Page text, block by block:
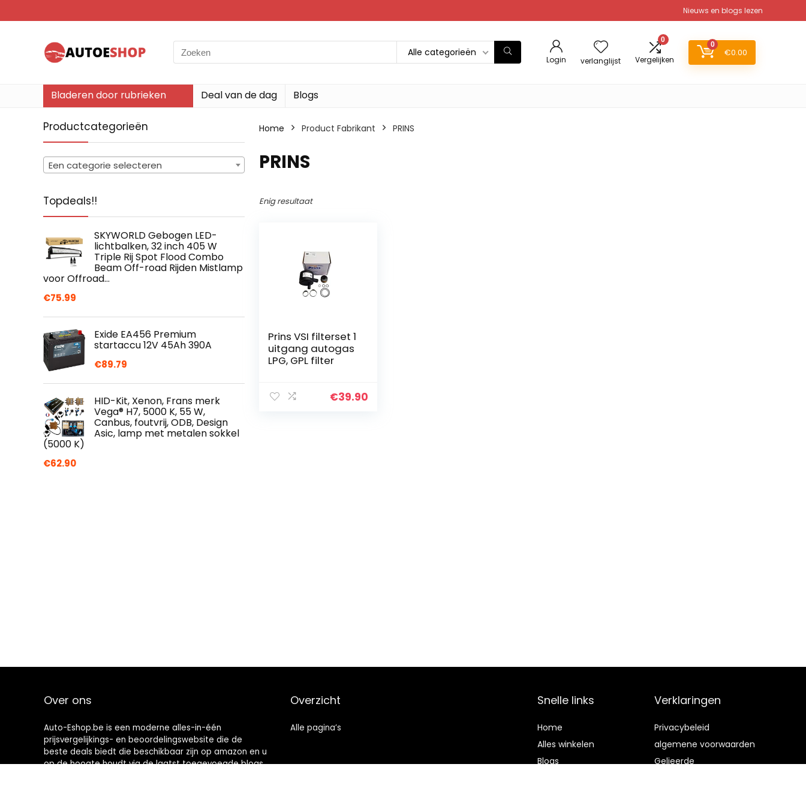
Nieuws en blogs lezen
Search
for:
Alle categorieën
Login verlanglijst
0
Vergelijken
0
€0.00
Bladeren door rubrieken Deal van de dag Blogs
Productcategorieën
Een categorie selecteren
Topdeals!!
SKYWORLD Gebogen LED-
lichtbalken, 32 inch 405 W
Triple Rij Spot Flood Combo
Beam Off-road Rijden Mistlamp
voor Offroad…
€75.99
Exide EA456 Premium
startaccu 12V 45Ah 390A
€89.79
HID-Kit, Xenon, Frans merk
Vega® H7, 5000 K, 55 W,
Canbus, foutvrij, ODB, Design
Asic, lamp met metalen sokkel
(5000 K)
€62.90
Home Product Fabrikant ‎PRINS
‎PRINS
Enig resultaat
Prins VSI filterset 1
uitgang autogas
LPG, GPL filter
€39.90
Over ons
Auto-Eshop.be is een moderne alles-in-één
prijsvergelijkings- en beoordelingswebsite die de
beste deals biedt die beschikbaar zijn op amazon en u
op de hoogte houdt via de laatst toegevoegde blogs.
Overzicht
Alle pagina’s
Snelle links
Home
Alles winkelen
Blogs
Verklaringen
Privacybeleid
algemene voorwaarden
Gelieerde